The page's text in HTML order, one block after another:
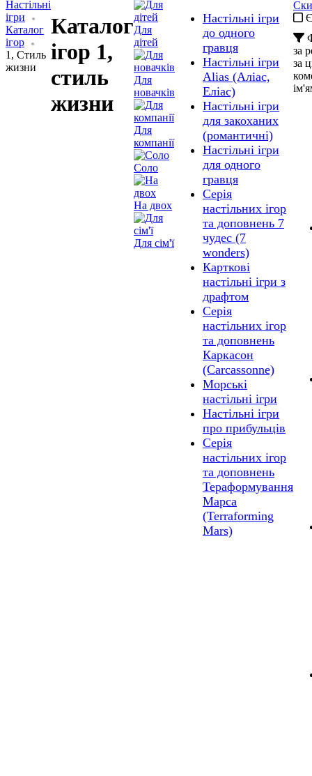
Настільні
ігри
Каталог
ігор
1, Стиль
жизни
Каталог
ігор 1,
стиль
жизни
Для
дітей
Для
новачків
Для
компанії
Соло
На двох
Для сім'ї
Настільні ігри
до одного
гравця
Настільні ігри
Alias (Аліас,
Еліас)
Настільні ігри
для закоханих
(романтичні)
Настільні ігри
для одного
гравця
Серія
настільних ігор
та доповнень 7
чудес (7
wonders)
Карткові
настільні ігри з
драфтом
Серія
настільних ігор
та доповнень
Каркасон
(Carcassonne)
Морські
настільні ігри
Настільні ігри
про прибульців
Серія
настільних ігор
та доповнень
Тераформування
Марса
(Terraforming
Mars)
за
за